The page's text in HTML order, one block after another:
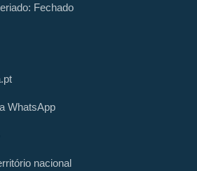
Fechado
WhatsApp
nacional